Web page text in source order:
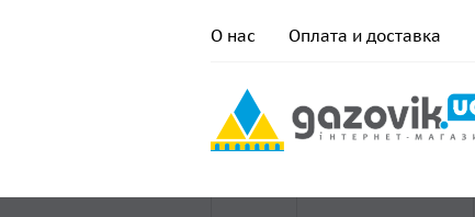
О нас Оплата и доставка